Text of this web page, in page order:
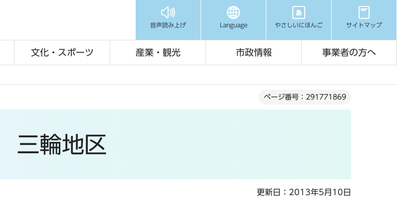
音声読み上げ Language やさしいにほんご サイトマップ
文化・スポーツ 産業・観光 市政情報 事業者の方へ
ページ番号：291771869
三輪地区
更新日：2013年5月10日